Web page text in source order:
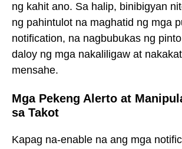
ng kahit ano. Sa halip, binibigyan
ng pahintulot na maghatid ng mga
notification, na nagbubukas ng
daloy ng mga nakaliligaw at
mensahe.
Mga Pekeng Alerto at
sa Takot
Kapag na-enable na ang mga